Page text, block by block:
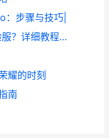
：步骤与技巧|
|该该怎么办办下载王者荣耀体验服？详细教程与技巧解析|
耀的时刻
南